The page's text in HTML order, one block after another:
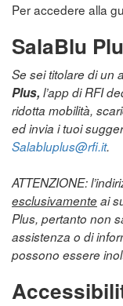
Per accedere alla
SalaBlu
Se sei titolare di un
Plus, l’app di RFI
ridotta mobilità,
ed invia i tuoi
Salabluplus@rfi.it.
ATTENZIONE:
esclusivamenteai
Plus, pertanto non
assistenza o di
possono essere